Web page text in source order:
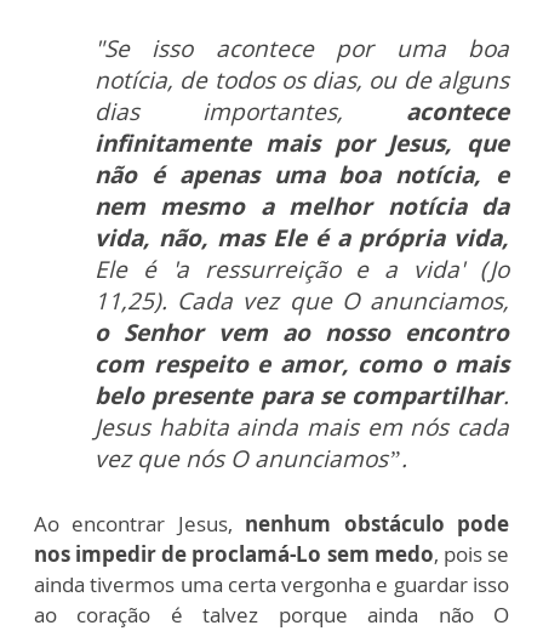
"Se isso acontece por uma boa
notícia, de todos os dias, ou de alguns
dias importantes, acontece
infinitamente mais por Jesus, que
não é apenas uma boa notícia, e
nem mesmo a melhor notícia da
vida, não, mas Ele é a própria vida,
Ele é 'a ressurreição e a vida' (Jo
11,25). Cada vez que O anunciamos,
o Senhor vem ao nosso encontro
com respeito e amor, como o mais
belo presente para se compartilhar.
Jesus habita ainda mais em nós cada
vez que nós O anunciamos”.
Ao encontrar Jesus, nenhum obstáculo pode
nos impedir de proclamá-Lo sem medo, pois se
ainda tivermos uma certa vergonha e guardar isso
ao coração é talvez porque ainda não O